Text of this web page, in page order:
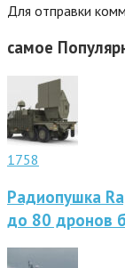
Для отправки
самое
1758
Радиопушка
до 80 дронов